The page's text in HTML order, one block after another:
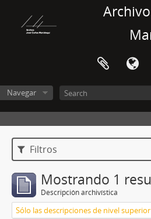
Navegar
Filtros
Mostrando 1
Descripción archivística
Sólo las descripciones de nivel superior